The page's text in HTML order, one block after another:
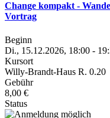
Change kompakt -
Vortrag
Beginn
Di., 15.12.2026, 18:00 -
Kursort
Willy-Brandt-Haus R. 0.20
Gebühr
8,00 €
Status